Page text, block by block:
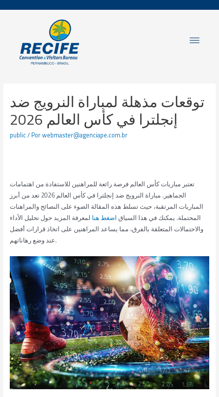
توقعات مذهلة لمباراة النرويج ضد
إنجلترا في كأس العالم 2026
public/ Porwebmaster@agenciape.com.br
تعتبر مباريات كأس العالم فرصة رائعة للمراهنين للاستفادة من اهتمامات
الجماهير. مباراة النرويج ضد إنجلترا في كأس العالم 2026 تعد من أبرز
المباريات المرتقبة، حيث تسلط هذه المقالة الضوء على النصائح والمراهنات
المحتملة. يمكنك في هذا السياق اضغط هنا لمعرفة المزيد حول تحليل الأداء
والاحتمالات المتعلقة بالفرق، مما يساعد المراهنين على اتخاذ قرارات أفضل
عند وضع رهاناتهم.